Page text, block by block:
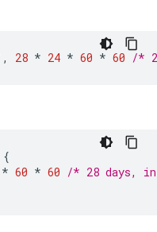
, 28 * 24 * 60 * 60 /*
{
* 60 * 60 /* 28 days,